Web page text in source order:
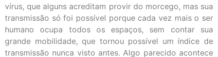
vírus, que alguns acreditam provir do morcego, mas sua
transmissão só foi possível porque cada vez mais o ser
humano ocupa todos os espaços, sem contar sua
grande mobilidade, que tornou possível um índice de
transmissão nunca visto antes. Algo parecido acontece